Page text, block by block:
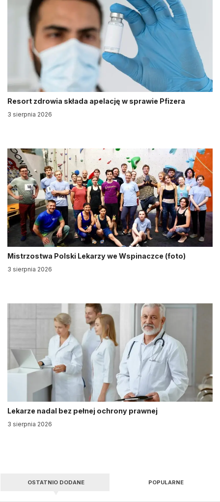
Resort zdrowia składa apelację w sprawie Pfizera
3 sierpnia 2026
Mistrzostwa Polski Lekarzy we Wspinaczce (foto)
3 sierpnia 2026
Lekarze nadal bez pełnej ochrony prawnej
3 sierpnia 2026
OSTATNIO DODANE POPULARNE